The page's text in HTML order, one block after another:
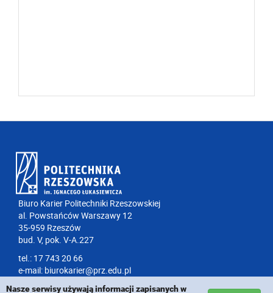
Biuro Karier Politechniki Rzeszowskiej
al. Powstańców Warszawy 12
35-959 Rzeszów
bud. V, pok. V-A.227
tel.: 17 743 20 66
e-mail: biurokarier@prz.edu.pl
Nasze serwisy używają informacji zapisanych w